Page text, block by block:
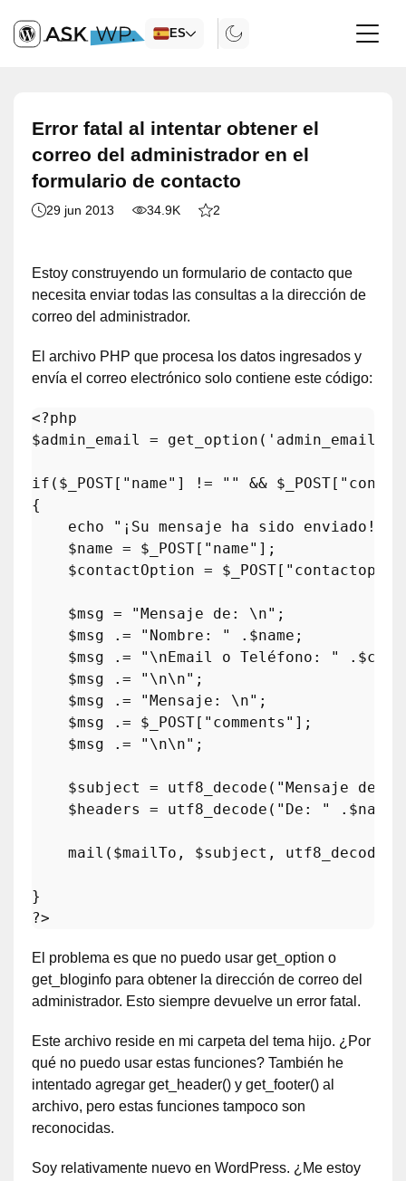
ES
Error fatal al intentar obtener el
correo del administrador en el
formulario de contacto
29 jun 2013 34.9K 2
Estoy construyendo un formulario de contacto que
necesita enviar todas las consultas a la dirección de
correo del administrador.
El archivo PHP que procesa los datos ingresados y
envía el correo electrónico solo contiene este código:
<?php
$admin_email
= get_option ( 'admin_email'
if ( $_POST[ "name" ] != "" && $_POST[
{
echo
"¡Su mensaje ha sido enviado! "
$name = $_POST[ "name" ];
$contactOption = $_POST[
$msg = "Mensaje de: \n" ;
$msg .= "Nombre: " . $name ;
$msg .= "\nEmail o Teléfono: " .
$msg .= "\n\n" ;
$msg .= "Mensaje: \n" ;
$msg .= $_POST[ "comments" ];
$msg .= "\n\n" ;
$subject = utf8_decode ( "Mensaje del
$headers
= utf8_decode ( "De: " . $name
mail ( $mailTo , $subject , utf8_decode
?>
El problema es que no puedo usar get_option o
get_bloginfo para obtener la dirección de correo del
administrador. Esto siempre devuelve un error fatal.
Este archivo reside en mi carpeta del tema hijo. ¿Por
qué no puedo usar estas funciones? También he
intentado agregar get_header() y get_footer() al
archivo, pero estas funciones tampoco son
reconocidas.
Soy relativamente nuevo en WordPress. ¿Me estoy